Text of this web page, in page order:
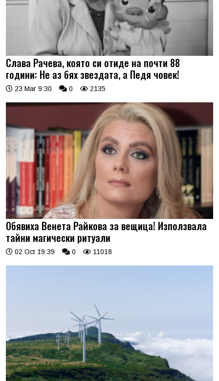
Слава Рачева, която си отиде на почти 88
години: Не аз бях звездата, а Педя човек!
23 Mar 9:30 0 2135
Обявиха Венета Райкова за вещица! Използвала
тайни магически ритуали
02 Oct 19:39 0 11018